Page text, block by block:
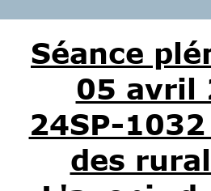
Séance
05 avril
24SP-
des